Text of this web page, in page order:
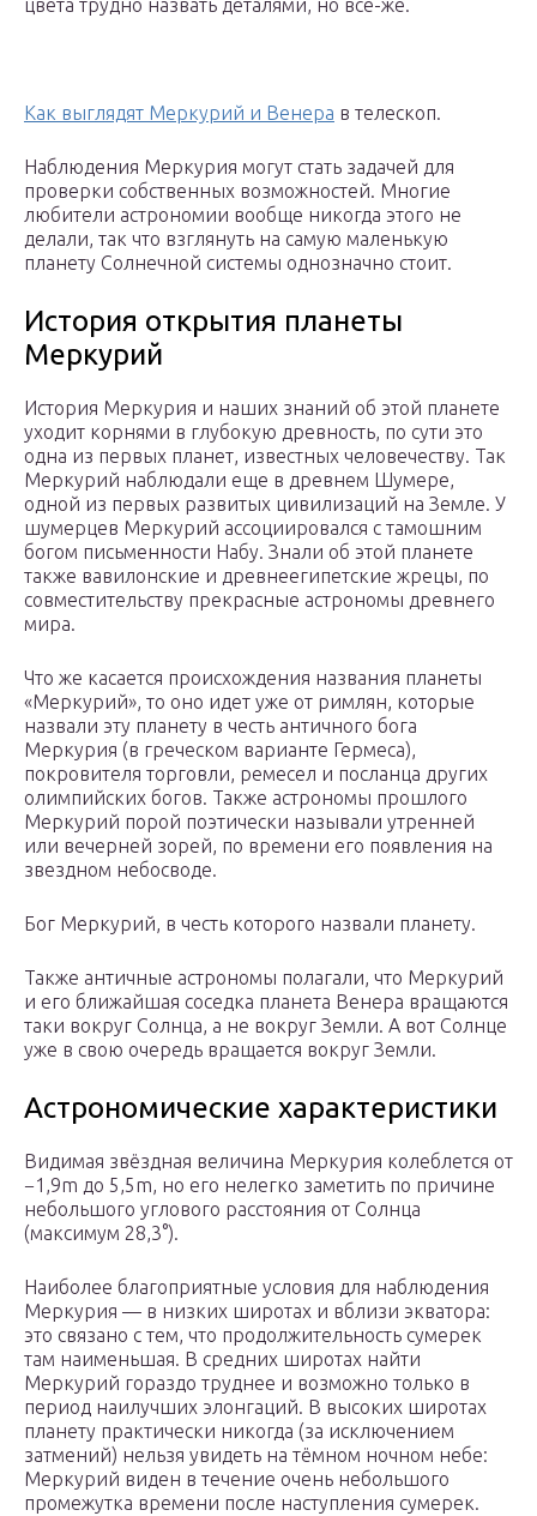
цвета трудно назвать деталями, но все-же.
Как выглядят Меркурий и Венера в телескоп.
Наблюдения Меркурия могут стать задачей для
проверки собственных возможностей. Многие
любители астрономии вообще никогда этого не
делали, так что взглянуть на самую маленькую
планету Солнечной системы однозначно стоит.
История открытия планеты
Меркурий
История Меркурия и наших знаний об этой планете
уходит корнями в глубокую древность, по сути это
одна из первых планет, известных человечеству. Так
Меркурий наблюдали еще в древнем Шумере,
одной из первых развитых цивилизаций на Земле. У
шумерцев Меркурий ассоциировался с тамошним
богом письменности Набу. Знали об этой планете
также вавилонские и древнеегипетские жрецы, по
совместительству прекрасные астрономы древнего
мира.
Что же касается происхождения названия планеты
«Меркурий», то оно идет уже от римлян, которые
назвали эту планету в честь античного бога
Меркурия (в греческом варианте Гермеса),
покровителя торговли, ремесел и посланца других
олимпийских богов. Также астрономы прошлого
Меркурий порой поэтически называли утренней
или вечерней зорей, по времени его появления на
звездном небосводе.
Бог Меркурий, в честь которого назвали планету.
Также античные астрономы полагали, что Меркурий
и его ближайшая соседка планета Венера вращаются
таки вокруг Солнца, а не вокруг Земли. А вот Солнце
уже в свою очередь вращается вокруг Земли.
Астрономические характеристики
Видимая звёздная величина Меркурия колеблется от
−1,9m до 5,5m, но его нелегко заметить по причине
небольшого углового расстояния от Солнца
(максимум 28,3°).
Наиболее благоприятные условия для наблюдения
Меркурия — в низких широтах и вблизи экватора:
это связано с тем, что продолжительность сумерек
там наименьшая. В средних широтах найти
Меркурий гораздо труднее и возможно только в
период наилучших элонгаций. В высоких широтах
планету практически никогда (за исключением
затмений) нельзя увидеть на тёмном ночном небе:
Меркурий виден в течение очень небольшого
промежутка времени после наступления сумерек.